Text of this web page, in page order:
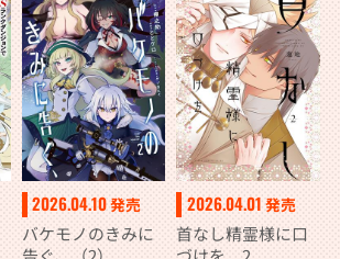
2026.04.10発売
バケモノのきみに
2026.04.01 発売
首なし精霊様に口